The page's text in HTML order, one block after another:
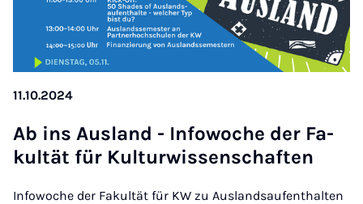
11.10.2024
Ab ins Aus­land - In­fo­wo­che der Fa­
kul­tät für Kul­tur­wis­sen­schaf­ten
Infowoche der Fakultät für KW zu Auslandsaufenthalten